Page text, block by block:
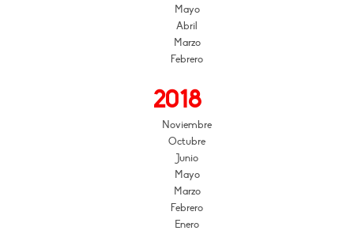
Mayo
Abril
Marzo
Febrero
2018
Noviembre
Octubre
Junio
Mayo
Marzo
Febrero
Enero